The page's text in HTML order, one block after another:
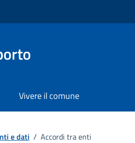
Vivere il comune
e dati / Accordi tra enti